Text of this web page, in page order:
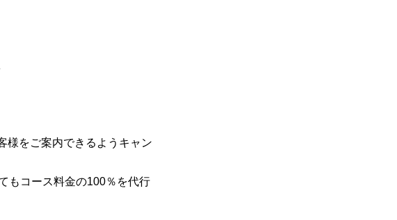
様をご案内できるようキャン
もコース料金の100％を代行